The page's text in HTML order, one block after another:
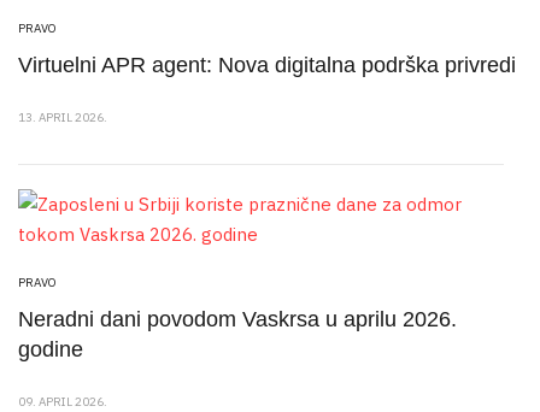
PRAVO
Virtuelni APR agent: Nova digitalna podrška privredi
13. APRIL 2026.
PRAVO
Neradni dani povodom Vaskrsa u aprilu 2026.
godine
09. APRIL 2026.